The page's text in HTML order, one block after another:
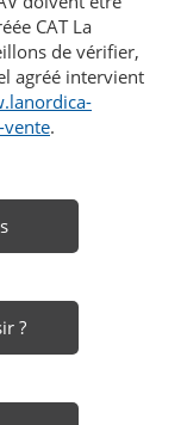
CAT La
de vérifier,
agréé intervient
.
?